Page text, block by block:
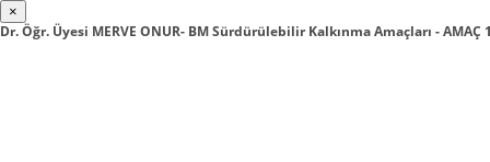
×
Dr. Öğr. Üyesi MERVE ONUR- BM Sürdürülebilir Kalkınma Amaçları - AMAÇ